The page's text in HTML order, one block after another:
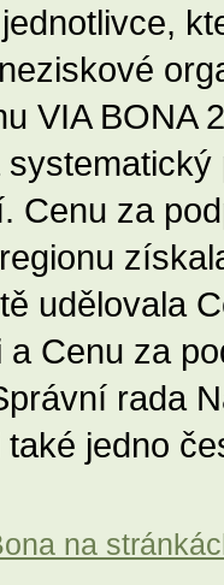
VIA BONA
Cenu za
udělovala
a Cenu za
rada
také jedno
na